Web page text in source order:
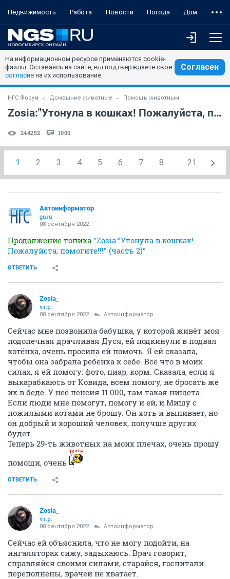
Недвижимость Работа Новости Погода Дом
На информационном ресурсе применяются cookie-
файлы. Оставаясь на сайте, вы подтверждаете свое
согласие на их использование.
Согласен
НГС.Форум Домашние животные Помощь животным
Zosia:"Утонула в кошках! Пожалуйста, помогите!!!" (часть 3)
244252 1000
1 2 3 4 5 6 7 8 ... 21
Автоинформатор
guru
08 сентября 2022
Продолжение топика "Zosia:"Утонула в кошках!
Пожалуйста, помогите!!!" (часть 2)"
ОТВЕТИТЬ
Zosia_
v.i.p.
08 сентября 2022 Автоинформатор
Сейчас мне позвонила бабушка, у которой живёт моя
подопечная драчливая Дуся, ей подкинули в подвал
котёнка, очень просила ей помочь. Я ей сказала,
чтобы она забрала ребенка к себе. Всё что в моих
силах, я ей помогу: фото, пиар, корм. Сказала, если я
выкарабкаюсь от Ковида, всем помогу, не бросать же
их в беде. У неё пенсия 11.000, там такая нищета.
Если люди мне помогут, помогу и ей, и Мишу с
пожилыми котами не брошу. Он хоть и выпивает, но
он добрый и хороший человек, получше других
будет.
Теперь 29-ть животных на моих плечах, очень прошу
помощи, очень
ОТВЕТИТЬ
Zosia_
v.i.p.
08 сентября 2022 Автоинформатор
Сейчас ей объяснила, что не могу подойти, на
ингаляторах сижу, задыхаюсь. Врач говорит,
справляйся своими силами, старайся, госпитали
переполнены, врачей не хватает.